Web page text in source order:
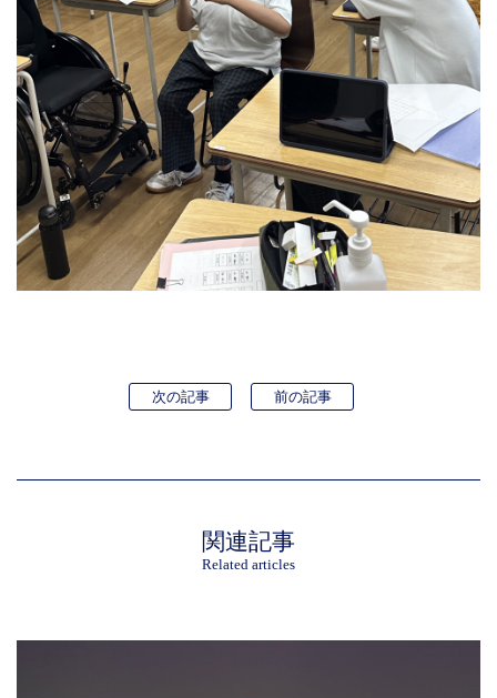
次の記事 前の記事
関連記事
Related articles